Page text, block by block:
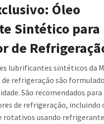
Óleo
Sintético para
de
lubrificantes sintéticos da
refrigeração são
São recomendados
de refrigeração, incluindo
rotativos usando